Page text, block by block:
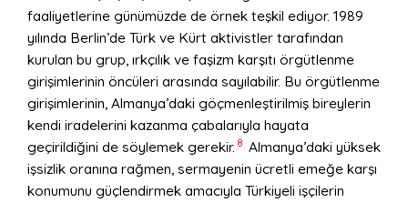
faaliyetlerine günümüzde de örnek teşkil ediyor. 1989
yılında Berlin’de Türk ve Kürt aktivistler tarafından
kurulan bu grup, ırkçılık ve faşizm karşıtı örgütlenme
girişimlerinin öncüleri arasında sayılabilir. Bu örgütlenme
girişimlerinin, Almanya’daki göçmenleştirilmiş bireylerin
kendi iradelerini kazanma çabalarıyla hayata
geçirildiğini de söylemek gerekir. 8 Almanya’daki yüksek
işsizlik oranına rağmen, sermayenin ücretli emeğe karşı
konumunu güçlendirmek amacıyla Türkiyeli işçilerin